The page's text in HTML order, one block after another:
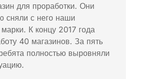
для проработки. Они
сняли с него наши
К концу 2017 года
40 магазинов. За пять
полностью выровняли